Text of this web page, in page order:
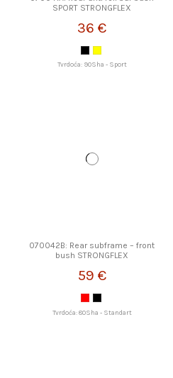
SPORT STRONGFLEX
36 €
Tvrdoća: 90Sha - Sport
070042B: Rear subframe – front
bush STRONGFLEX
59 €
Tvrdoća: 80Sha - Standart